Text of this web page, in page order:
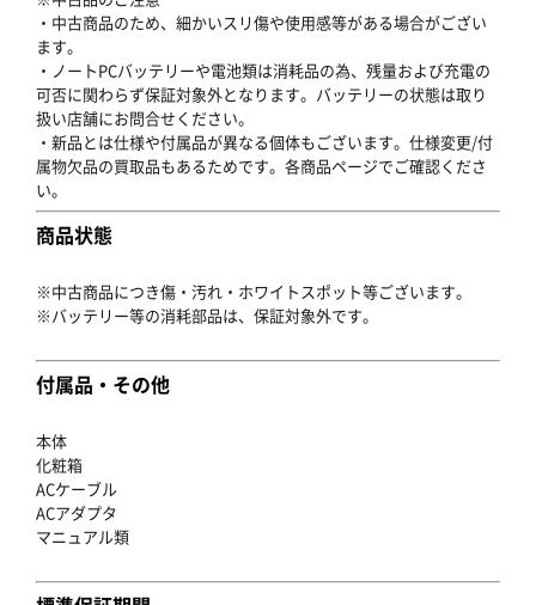
・中古商品のため、細かいスリ傷や使用感等がある場合がござい
ます。
・ノートPCバッテリーや電池類は消耗品の為、残量および充電の
可否に関わらず保証対象外となります。バッテリーの状態は取り
扱い店舗にお問合せください。
・新品とは仕様や付属品が異なる個体もございます。仕様変更/付
属物欠品の買取品もあるためです。各商品ページでご確認くださ
い。
商品状態
※中古商品につき傷・汚れ・ホワイトスポット等ございます。
※バッテリー等の消耗部品は、保証対象外です。
付属品・その他
本体
化粧箱
ACケーブル
ACアダプタ
マニュアル類